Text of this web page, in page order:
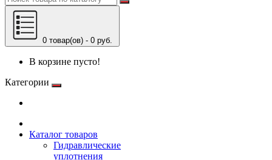
0 товар(ов) - 0 руб.
В корзине пусто!
Категории
Каталог товаров
Гидравлические
уплотнения